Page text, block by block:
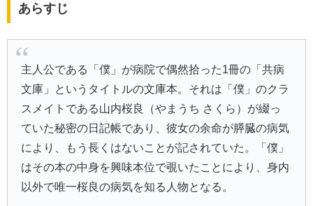
あらすじ
主人公である「僕」が病院で偶然拾った1冊の「共病
文庫」というタイトルの文庫本。それは「僕」のクラ
スメイトである山内桜良（やまうち さくら）が綴っ
ていた秘密の日記帳であり、彼女の余命が膵臓の病気
により、もう長くはないことが記されていた。「僕」
はその本の中身を興味本位で覗いたことにより、身内
以外で唯一桜良の病気を知る人物となる。